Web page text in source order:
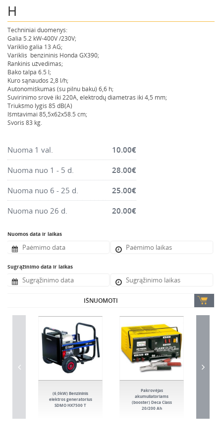
Pneumatika
Pastoliai, bokšteliai, stelažai, tvoros, statramščiai,
perdangos
Plytelių, blokelių, polistirolo pjovimo įrankiai
Rankiniai sodo ir buities įrankiai
Santechnikos įrankiai
Šildytuvai, kaloriferiai, kondicionieriai, jonizatoriai
Sodo ir miško įranga
Vandens ir purvo siurbliai
Valymo įranga
Viniakaliai, kabiakalės, šaudykliai
H
Techniniai duomenys:
Galia 5.2 kW-400V /230V;
Variklio galia 13 AG;
Variklis benzininis Honda GX390;
Rankinis užvedimas;
Bako talpa 6.5 l;
Kuro sąnaudos 2,8 l/h;
Autonomiškumas (su pilnu baku) 6,6 h;
Suvirinimo srovė iki 220A, elektrodų diametras iki 4,5 mm;
Triukšmo lygis 85 dB(A)
Išmtavimai 85,5x62x58.5 cm;
Svoris 83 kg.
Nuoma 1 val. 10.00€
Nuoma nuo 1 - 5 d. 28.00€
Nuoma nuo 6 - 25 d. 25.00€
Nuoma nuo 26 d. 20.00€
Nuomos data ir laikas
Sugrąžinimo data ir laikas
IŠNUOMOTI
(6,0kW) Benzininis
elektros generatorius
SDMO HX7500 T
Pakrovėjas
akumuliatoriams
(booster) Deca Class
20/200 Ah